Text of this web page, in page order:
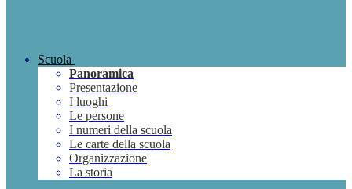
Scuola
Panoramica
Presentazione
I luoghi
Le persone
I numeri della scuola
Le carte della scuola
Organizzazione
La storia